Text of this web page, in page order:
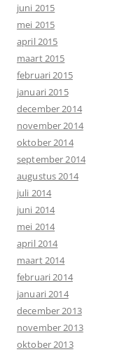
juni 2015
mei 2015
april 2015
maart 2015
februari 2015
januari 2015
december 2014
november 2014
oktober 2014
september 2014
augustus 2014
juli 2014
juni 2014
mei 2014
april 2014
maart 2014
februari 2014
januari 2014
december 2013
november 2013
oktober 2013